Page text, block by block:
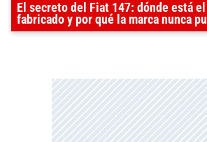
El secreto del Fiat 147: dónde está
fabricado y por qué la marca nunca